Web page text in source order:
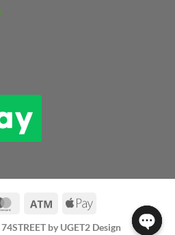
74STREET by UGET2 Design